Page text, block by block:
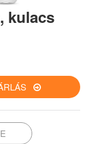
kulacs